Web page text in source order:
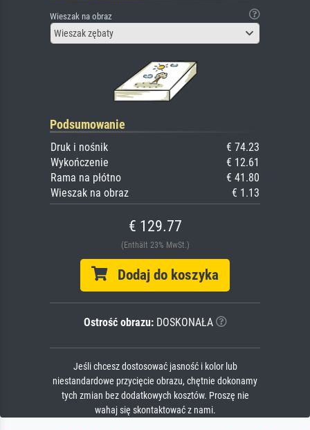
Wieszak na obraz
Wieszak zębaty
Podsumowanie
Druk i nośnik
€ 74.23
Wykończenie
€ 12.61
Rama na płótno
€ 41.80
Wieszak na obraz
€ 1.13
€ 129.77
(Enthält 23% MwSt.)
Dodaj do koszyka
Ostrość obrazu:DOSKONAŁA
Jeśli chcesz dostosować jasność i kolor lub
niestandardowe przycięcie obrazu, chętnie dokonamy
tych zmian bez dodatkowych kosztów. Proszę nie
wahaj się skontaktować z nami.